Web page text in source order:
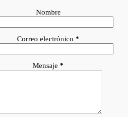
Nombre
Correo electrónico *
Mensaje *